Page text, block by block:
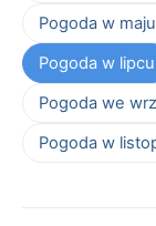
Pogoda w maju
Pogoda w lipcu
Pogoda we
Pogoda w